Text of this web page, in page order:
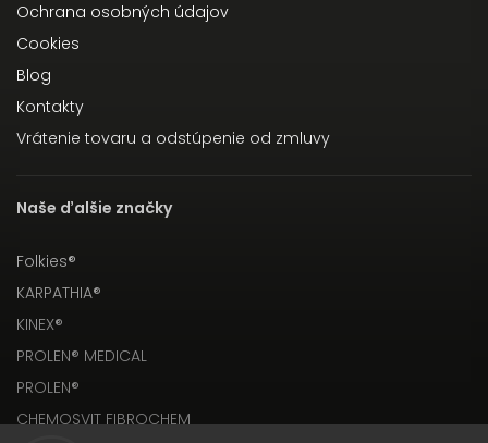
Ochrana osobných údajov
Cookies
Blog
Kontakty
Vrátenie tovaru a odstúpenie od zmluvy
Naše ďalšie značky
Folkies®
KARPATHIA®
KINEX®
PROLEN® MEDICAL
PROLEN®
CHEMOSVIT FIBROCHEM